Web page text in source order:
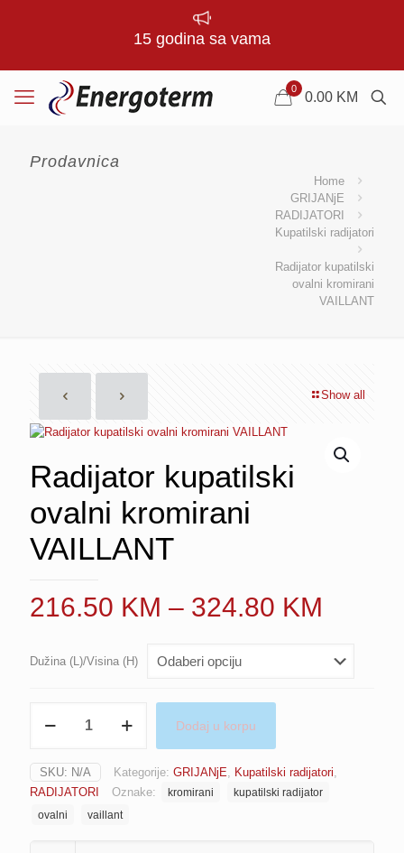
15 godina sa vama
0
0.00 KM
Prodavnica
Home
GRIJANjE
RADIJATORI
Kupatilski radijatori
Radijator kupatilski
ovalni kromirani
VAILLANT
Show all
Radijator kupatilski
ovalni kromirani
VAILLANT
216.50 KM – 324.80 KM
Dužina (L)/Visina (H)
kupatilski
kromirani
VAILLANT
količina
Dodaj u korpu
SKU: N/A Kategorije: GRIJANjE, Kupatilski radijatori,
RADIJATORI
Oznake: kromirani
kupatilski radijator
ovalni
vaillant